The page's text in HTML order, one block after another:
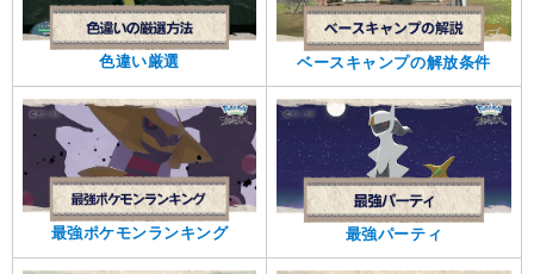
色違い厳選 ベースキャンプの解放条件
最強ポケモンランキング 最強パーティ